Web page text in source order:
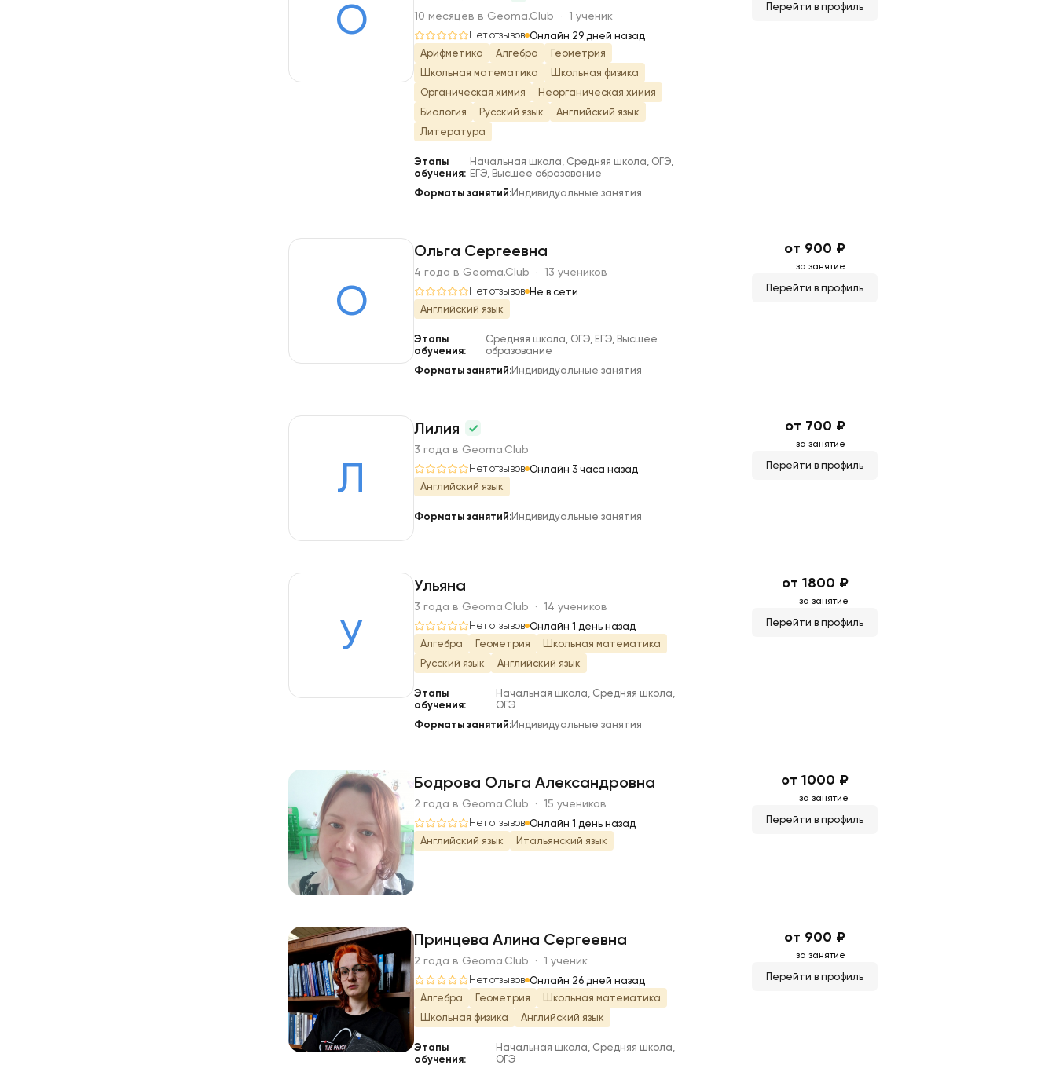
О 10 месяцев в Geoma.Club · 1 ученик
Нет отзывов Онлайн 29 дней назад
Арифметика
Алгебра
Геометрия
Школьная математика
Школьная физика
Органическая химия
Неорганическая химия
Биология
Русский язык
Английский язык
Литература
Этапы
обучения:
Начальная школа, Средняя школа, ОГЭ,
ЕГЭ, Высшее образование
Форматы занятий:Индивидуальные занятия
Перейти в профиль
О
Ольга Сергеевна
4 года в Geoma.Club · 13 учеников
Нет отзывов Не в сети
Английский язык
Этапы
обучения:
Средняя школа, ОГЭ, ЕГЭ, Высшее
образование
Форматы занятий:Индивидуальные занятия
от 900 ₽
за занятие
Перейти в профиль
Л
Лилия
3 года в Geoma.Club
Нет отзывов Онлайн 3 часа назад
Английский язык
Форматы занятий:Индивидуальные занятия
от 700 ₽
за занятие
Перейти в профиль
У
Ульяна
3 года в Geoma.Club · 14 учеников
Нет отзывов Онлайн 1 день назад
Алгебра
Геометрия
Школьная математика
Русский язык
Английский язык
Этапы
обучения:
Начальная школа, Средняя школа,
ОГЭ
Форматы занятий:Индивидуальные занятия
от 1800 ₽
за занятие
Перейти в профиль
Б
Бодрова Ольга Александровна
2 года в Geoma.Club · 15 учеников
Нет отзывов Онлайн 1 день назад
Английский язык
Итальянский язык
от 1000 ₽
за занятие
Перейти в профиль
П
Принцева Алина Сергеевна
2 года в Geoma.Club · 1 ученик
Нет отзывов Онлайн 26 дней назад
Алгебра
Геометрия
Школьная математика
Школьная физика
Английский язык
Этапы
обучения:
Начальная школа, Средняя школа,
ОГЭ
от 900 ₽
за занятие
Перейти в профиль